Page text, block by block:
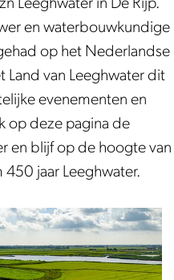
en waterbouwkundige
op het Nederlandse
Land van Leeghwater dit
evenementen en
op deze pagina de
en blijf op de hoogte van
jaar Leeghwater.